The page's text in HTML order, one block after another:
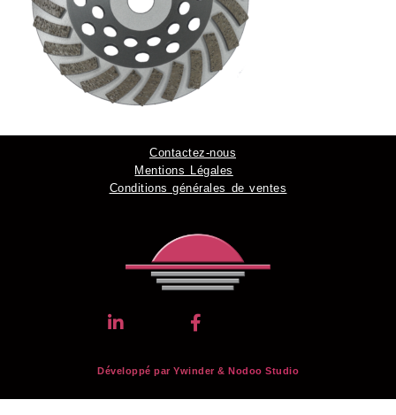
Contactez-nous
Mentions Légales
Conditions générales de ventes
Développé par Ywinder & Nodoo Studio